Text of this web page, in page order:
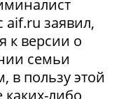
aif.ru заявил,
к версии о
семьи
в пользу этой
каких-либо